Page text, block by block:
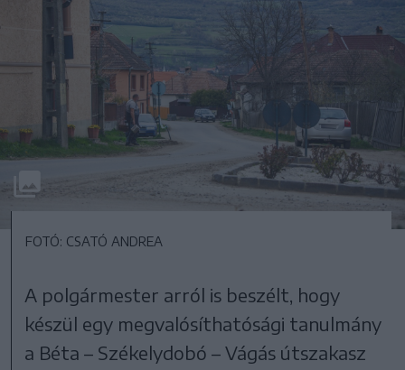
FOTÓ: CSATÓ ANDREA
A polgármester arról is beszélt, hogy
készül egy megvalósíthatósági tanulmány
a Béta – Székelydobó – Vágás útszakasz